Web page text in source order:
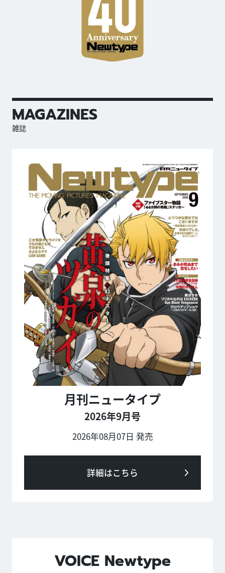
MAGAZINES
雑誌
月刊ニュータイプ
2026年9月号
2026年08月07日 発売
詳細はこちら
VOICE Newtype